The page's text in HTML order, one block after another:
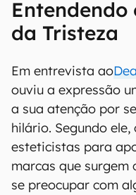
Entendendo
da Tristeza
Em entrevista ao
ouviu a expressão
a sua atenção por
hilário. Segundo
esteticistas para
marcas que
se preocupar com